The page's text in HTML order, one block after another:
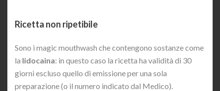
Ricetta non ripetibile
Sono i magic mouthwash che contengono sostanze come
la lidocaina: in questo caso la ricetta ha validità di 30
giorni escluso quello di emissione per una sola
preparazione (o il numero indicato dal Medico).